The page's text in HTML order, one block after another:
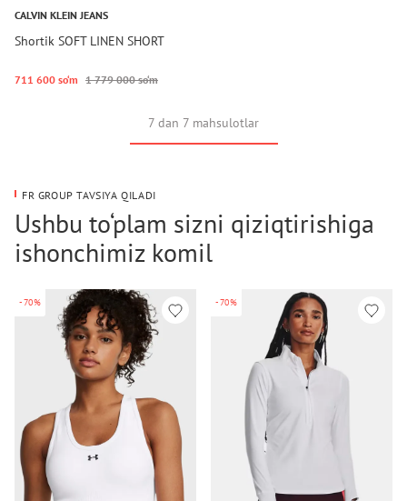
CALVIN KLEIN JEANS
Shortik SOFT LINEN SHORT
711 600 so‘m 1 779 000 so‘m
7 dan 7 mahsulotlar
FR GROUP TAVSIYA QILADI
Ushbu to‘plam sizni qiziqtirishiga
ishonchimiz komil
-70% -70%